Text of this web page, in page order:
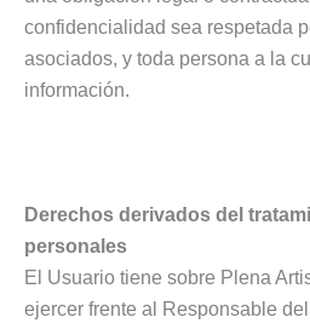
confidencialidad sea respetada
asociados, y toda persona a la
información.
Derechos derivados del
personales
El Usuario tiene sobre Plena
ejercer frente al Responsable